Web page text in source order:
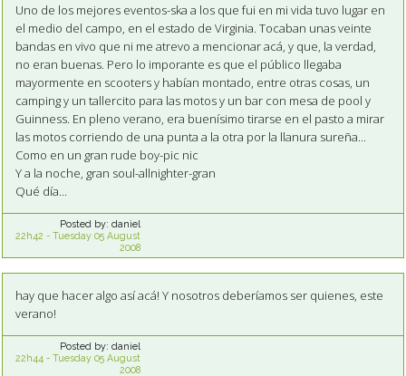
Uno de los mejores eventos-ska a los que fui en mi vida tuvo lugar en
el medio del campo, en el estado de Virginia. Tocaban unas veinte
bandas en vivo que ni me atrevo a mencionar acá, y que, la verdad,
no eran buenas. Pero lo imporante es que el público llegaba
mayormente en scooters y habían montado, entre otras cosas, un
camping y un tallercito para las motos y un bar con mesa de pool y
Guinness. En pleno verano, era buenísimo tirarse en el pasto a mirar
las motos corriendo de una punta a la otra por la llanura sureña...
Como en un gran rude boy-pic nic
Y a la noche, gran soul-allnighter-gran
Qué día...
Posted by: daniel
22h42 - Tuesday 05 August
2008
hay que hacer algo así acá! Y nosotros deberíamos ser quienes, este
verano!
Posted by: daniel
22h44 - Tuesday 05 August
2008